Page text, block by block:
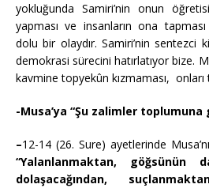
yokluğunda Samiri’nin onun
yapması ve insanların ona
dolu bir olaydır. Samiri’nin sentezci
demokrasi sürecini hatırlatıyor bize.
kavmine topyekûn kızmaması,
-Musa’ya “Şu zalimler toplumuna
–12-14 (26. Sure) ayetlerinde
“Yalanlanmaktan, göğsünün
dolaşacağından,